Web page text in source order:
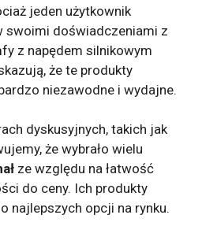
jeden użytkownik
swoimi doświadczeniami z
z napędem silnikowym
że te produkty
niezawodne i wydajne.
dyskusyjnych, takich jak
że wybrało wielu
ze względu na łatwość
do ceny. Ich produkty
najlepszych opcji na rynku.